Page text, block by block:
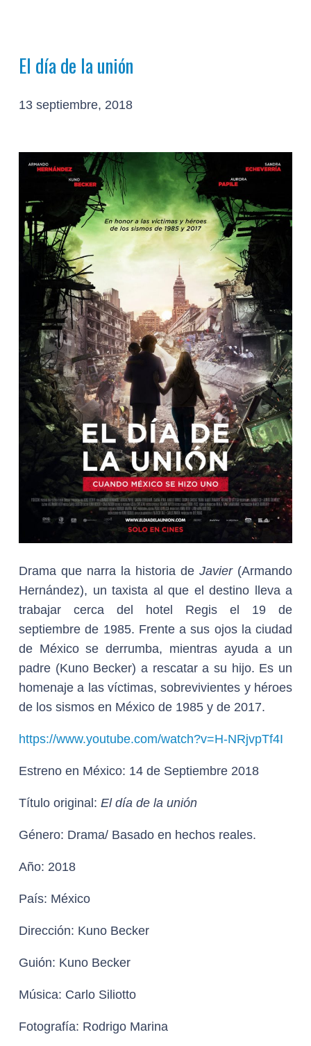
El día de la unión
13 septiembre, 2018
Drama que narra la historia de Javier(Armando
Hernández), un taxista al que el destino lleva a
trabajar cerca del hotel Regis el 19 de
septiembre de 1985. Frente a sus ojos la ciudad
de México se derrumba, mientras ayuda a un
padre (Kuno Becker) a rescatar a su hijo. Es un
homenaje a las víctimas, sobrevivientes y héroes
de los sismos en México de 1985 y de 2017.
https://www.youtube.com/watch?v=H-NRjvpTf4I
Estreno en México: 14 de Septiembre 2018
Título original: El día de la unión
Género: Drama/ Basado en hechos reales.
Año: 2018
País: México
Dirección: Kuno Becker
Guión: Kuno Becker
Música: Carlo Siliotto
Fotografía: Rodrigo Marina